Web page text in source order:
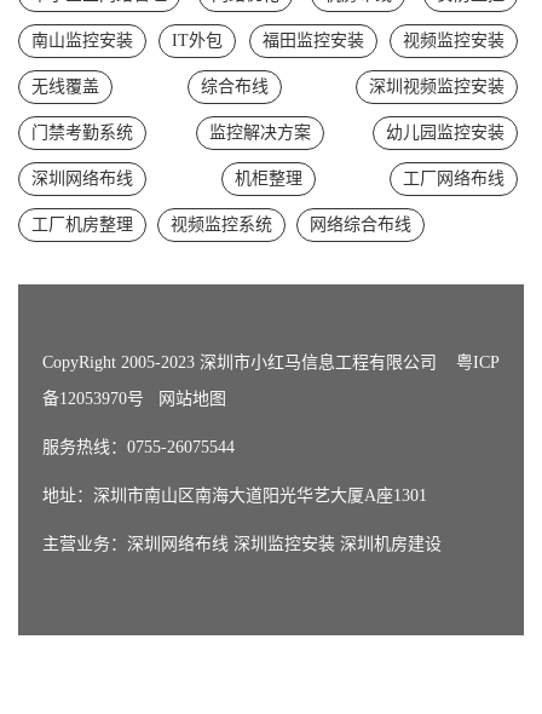
南山监控安装 IT外包 福田监控安装 视频监控安装
无线覆盖 综合布线 深圳视频监控安装
门禁考勤系统 监控解决方案 幼儿园监控安装
深圳网络布线 机柜整理 工厂网络布线
工厂机房整理 视频监控系统 网络综合布线
CopyRight 2005-2023 深圳市小红马信息工程有限公司 粤ICP
备12053970号
网站地图
服务热线：0755-26075544
地址：深圳市南山区南海大道阳光华艺大厦A座1301
主营业务： 深圳网络布线 深圳监控安装 深圳机房建设